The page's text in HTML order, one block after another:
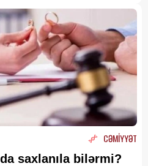
CƏMİYYƏT
saxlanıla bilərmi?